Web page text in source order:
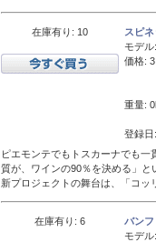
在庫有り: 10
スピ
モデル:
価格:
重量:
登録
ピエモンテでもトスカーナでも
質が、ワインの90％を決める」
新プロジェクトの舞台は、「コ
在庫有り: 6
バン
モデル: